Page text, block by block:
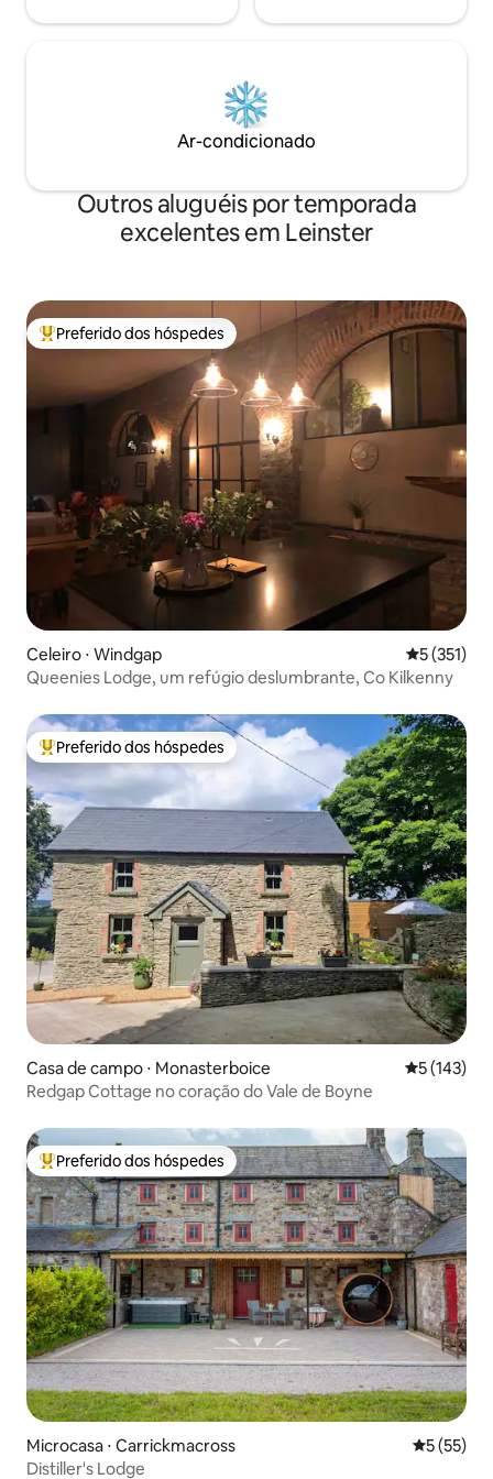
Ar-condicionado
Outros aluguéis por temporada
excelentes em Leinster
Entre os melhores preferidos dos hóspedes
Preferido dos hóspedes
Celeiro ⋅ Windgap 5 de uma
5 (351)
Queenies Lodge, um refúgio deslumbrante, Co Kilkenny
Entre os melhores preferidos dos hóspedes
Preferido dos hóspedes
Casa de campo ⋅ Monasterboice 5 de uma
5 (143)
Redgap Cottage no coração do Vale de Boyne
Entre os melhores preferidos dos hóspedes
Preferido dos hóspedes
Microcasa ⋅ Carrickmacross 5 de uma
5 (55)
Distiller's Lodge